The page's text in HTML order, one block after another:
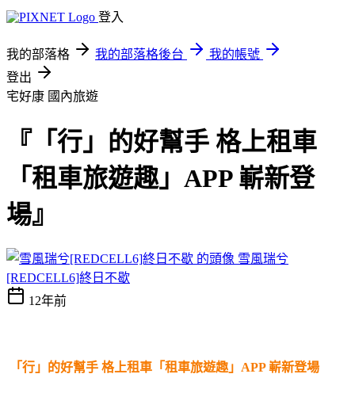
登入
我的部落格 我的部落格後台
我的帳號
登出
宅好康 國內旅遊
『「行」的好幫手 格上租車
「租車旅遊趣」APP 嶄新登
場』
雪風瑞兮
[REDCELL6]終日不歇
12年前
「行」的好幫手 格上租車「租車旅遊趣」APP 嶄新登場